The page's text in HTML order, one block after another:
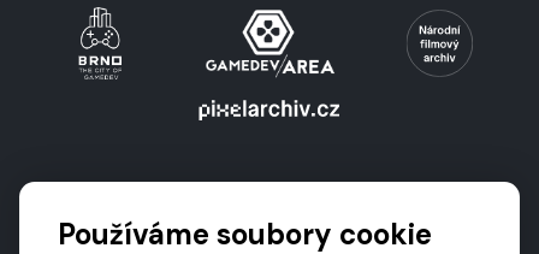
Používáme soubory cookie